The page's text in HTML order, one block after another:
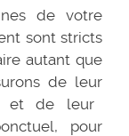
de votre
sont stricts
autant que
de leur
et de leur
pour